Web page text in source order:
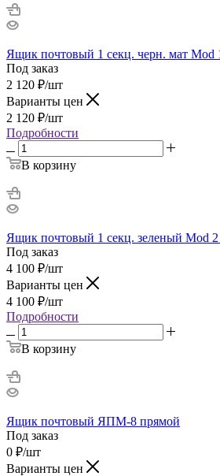
Ящик почтовый 1 секц. черн. мат Mod
Под заказ
2 120 ₽/шт
Варианты цен
2 120 ₽/шт
Подробности
В корзину
Ящик почтовый 1 секц. зеленый Mod 2
Под заказ
4 100 ₽/шт
Варианты цен
4 100 ₽/шт
Подробности
В корзину
Ящик почтовый ЯПМ-8 прямой
Под заказ
0 ₽/шт
Варианты цен